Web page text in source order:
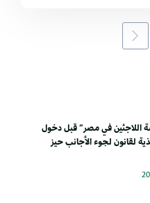
اللاجئين في مصر” قبل دخول
لقانون لجوء الأجانب حيز